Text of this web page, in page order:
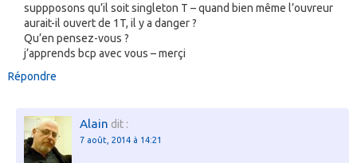
suppposons qu’il soit singleton T – quand bien même l’ouvreur
aurait-il ouvert de 1T, il y a danger ?
Qu’en pensez-vous ?
j’apprends bcp avec vous – merçi
Répondre
Alain dit :
7 août, 2014 à 14:21